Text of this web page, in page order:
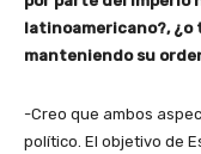
latinoamericano?, ¿o
manteniendo su
-Creo que ambos
político. El objetivo de